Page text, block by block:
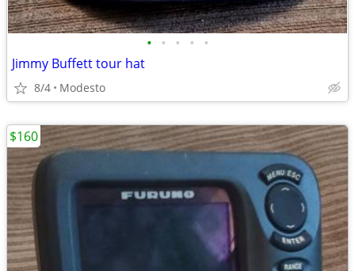
• • • • •
Jimmy Buffett tour hat
8/4 Modesto
$160